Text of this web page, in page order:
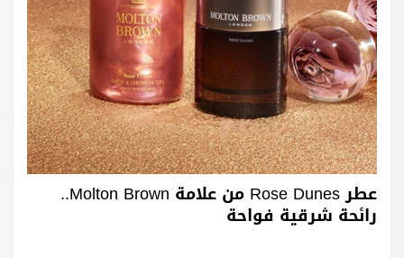
عطر Rose Dunes من علامة Molton Brown..
رائحة شرقية فواحة